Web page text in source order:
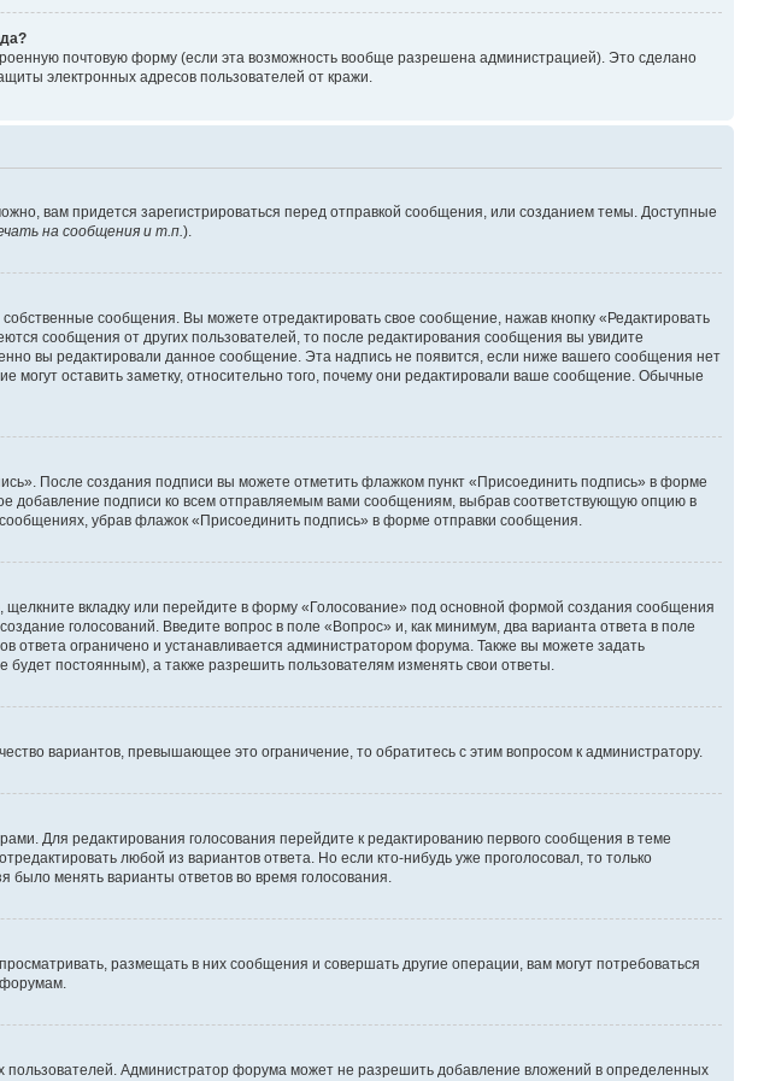
почтовую форму (если эта возможность вообще разрешена администрацией). Это сделано
электронных адресов пользователей от кражи.
вам придется зарегистрироваться перед отправкой сообщения, или созданием темы. Доступные
на сообщения и т.п. ).
сообщения. Вы можете отредактировать свое сообщение, нажав кнопку «Редактировать
сообщения от других пользователей, то после редактирования сообщения вы увидите
вы редактировали данное сообщение. Эта надпись не появится, если ниже вашего сообщения нет
оставить заметку, относительно того, почему они редактировали ваше сообщение. Обычные
После создания подписи вы можете отметить флажком пункт «Присоединить подпись» в форме
добавление подписи ко всем отправляемым вами сообщениям, выбрав соответствующую опцию в
убрав флажок «Присоединить подпись» в форме отправки сообщения.
вкладку или перейдите в форму «Голосование» под основной формой создания сообщения
голосований. Введите вопрос в поле «Вопрос» и, как минимум, два варианта ответа в поле
ответа ограничено и устанавливается администратором форума. Также вы можете задать
будет постоянным), а также разрешить пользователям изменять свои ответы.
вариантов, превышающее это ограничение, то обратитесь с этим вопросом к администратору.
Для редактирования голосования перейдите к редактированию первого сообщения в теме
любой из вариантов ответа. Но если кто-нибудь уже проголосовал, то только
было менять варианты ответов во время голосования.
размещать в них сообщения и совершать другие операции, вам могут потребоваться
Администратор форума может не разрешить добавление вложений в определенных